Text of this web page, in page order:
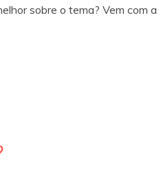
sobre o tema? Vem com a